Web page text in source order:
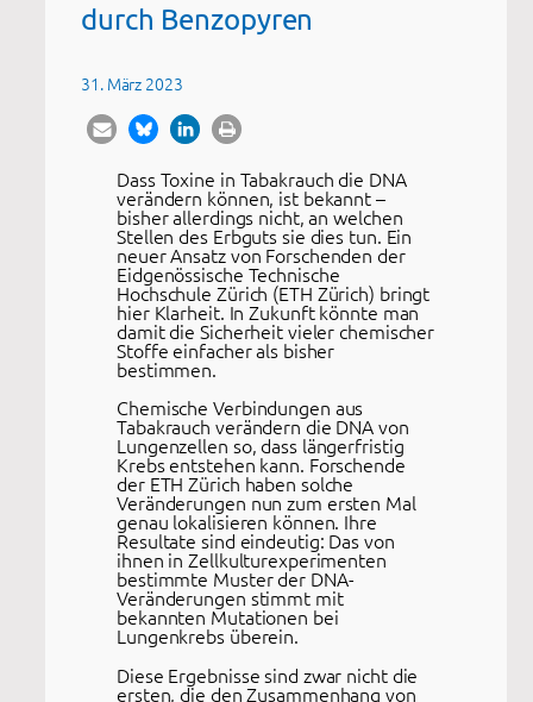
durch Benzopyren
31. März 2023
Dass Toxine in Tabakrauch die DNA
verändern können, ist bekannt –
bisher allerdings nicht, an welchen
Stellen des Erbguts sie dies tun. Ein
neuer Ansatz von Forschenden der
Eidgenössische Technische
Hochschule Zürich (ETH Zürich) bringt
hier Klarheit. In Zukunft könnte man
damit die Sicherheit vieler chemischer
Stoffe einfacher als bisher
bestimmen.
Chemische Verbindungen aus
Tabakrauch verändern die DNA von
Lungenzellen so, dass längerfristig
Krebs entstehen kann. Forschende
der ETH Zürich haben solche
Veränderungen nun zum ersten Mal
genau lokalisieren können. Ihre
Resultate sind eindeutig: Das von
ihnen in Zellkulturexperimenten
bestimmte Muster der DNA-
Veränderungen stimmt mit
bekannten Mutationen bei
Lungenkrebs überein.
Diese Ergebnisse sind zwar nicht die
ersten, die den Zusammenhang von